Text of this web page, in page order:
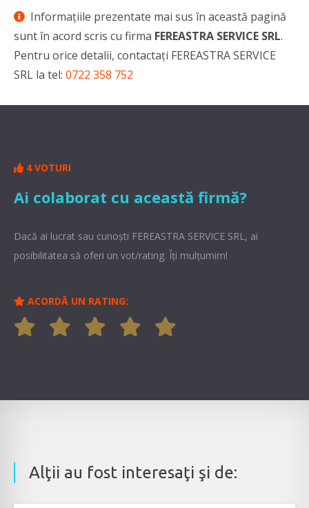
Informaţiile prezentate mai sus în această pagină
sunt în acord scris cu firma FEREASTRA SERVICE SRL.
Pentru orice detalii, contactaţi FEREASTRA SERVICE
SRL la tel: 0722 358 752
4 VOTURI
Ai colaborat cu această firmă?
Dacă ai lucrat sau cunoşti FEREASTRA SERVICE SRL, ai
posibilitatea să oferi un vot/rating. Îți mulțumim!
ACORDĂ UN RATING:
Alţii au fost interesaţi şi de: